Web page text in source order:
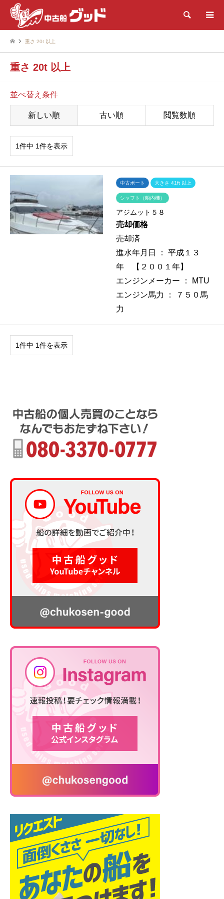
検索
重さ 20t 以上
重さ 20t 以上
並べ替え条件
新しい順 古い順 閲覧数順
1件中 1件を表示
中古ボート 大きさ 41ft 以上
シャフト（船内機）
アジムット５８
売却価格
売却済
進水年月日 ： 平成１３
年 【２００１年】
エンジンメーカー ：
MTU
エンジン馬力 ：
７５０馬
力
1件中 1件を表示